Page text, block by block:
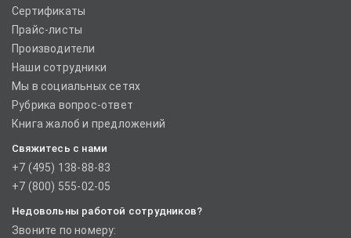
Сертификаты
Прайс-листы
Производители
Наши сотрудники
Мы в социальных сетях
Рубрика вопрос-ответ
Книга жалоб и предложений
Свяжитесь с нами
+7 (495) 138-88-83
+7 (800) 555-02-05
Недовольны работой сотрудников?
Звоните по номеру: